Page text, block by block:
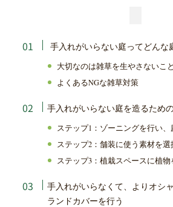
手入れがいらない庭ってどんな
大切なのは雑草を生やさないこと
よくあるNGな雑草対策
手入れがいらない庭を造るため
ステップ1 ：ゾーニングを行い
ステップ2 ：舗装に使う素材を選
ステップ3 ：植栽スペースに植
手入れがいらなくて、よりオシ
ランドカバーを行う